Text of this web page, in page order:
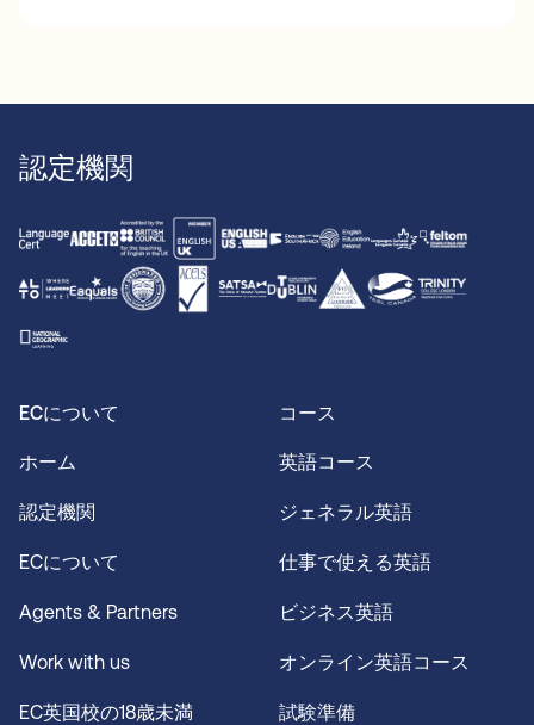
せください。
認定機関
ECについて
ホーム
認定機関
ECについて
Agents & Partners
Work with us
EC英国校の18歳未満
コース
英語コース
ジェネラル英語
仕事で使える英語
ビジネス英語
オンライン英語コース
試験準備